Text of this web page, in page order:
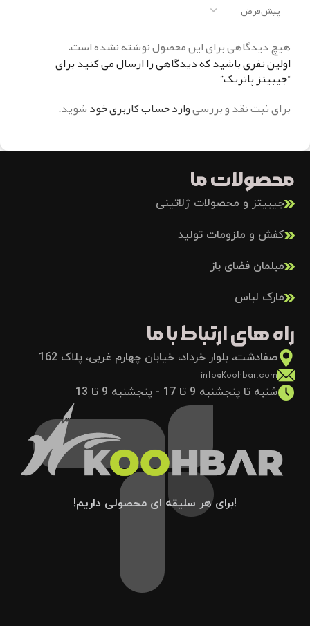
هیچ دیدگاهی برای این محصول نوشته نشده است.
اولین نفری باشید که دیدگاهی را ارسال می کنید برای
“جیبیتز پاتریک”
برای ثبت نقد و بررسیوارد حساب کاربری خودشوید.
محصولات ما
جیبیتز و محصولات ژلاتینی
کفش و ملزومات تولید
مبلمان فضای باز
مارک لباس
راه های ارتباط با ما
صفادشت، بلوار خرداد، خیابان چهارم غربی، پلاک 162
info@Koohbar.com
شنبه تا پنجشنبه 9 تا 17 - پنجشنبه 9 تا 13
!برای هر سلیقه ای محصولی داریم!